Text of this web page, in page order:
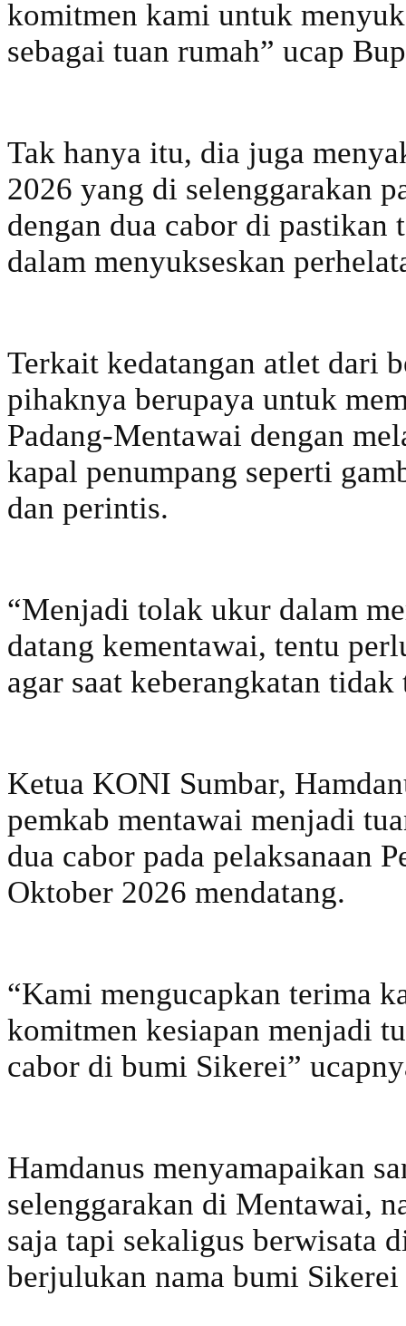
komitmen kami untuk
sebagai tuan rumah” ucap
Tak hanya itu, dia juga
2026 yang di selenggarakan
dengan dua cabor di
dalam menyukseskan
Terkait kedatangan atlet dari
pihaknya berupaya untuk
Padang-Mentawai dengan
kapal penumpang seperti
dan perintis.
“Menjadi tolak ukur dalam
datang kementawai, tentu
agar saat keberangkatan
Ketua KONI Sumbar,
pemkab mentawai menjadi
dua cabor pada pelaksanaan
Oktober 2026 mendatang.
“Kami mengucapkan terima
komitmen kesiapan menjadi
cabor di bumi Sikerei”
Hamdanus menyamapaikan
selenggarakan di Mentawai,
saja tapi sekaligus berwisata
berjulukan nama bumi